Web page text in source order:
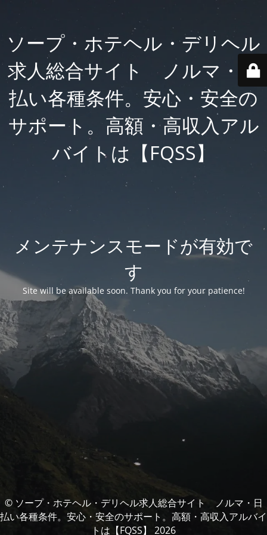
ソープ・ホテヘル・デリヘル
求人総合サイト ノルマ・日
払い各種条件。安心・安全の
サポート。高額・高収入アル
バイトは【FQSS】
メンテナンスモードが有効で
す
Site will be available soon. Thank you for your patience!
© ソープ・ホテヘル・デリヘル求人総合サイト ノルマ・日
払い各種条件。安心・安全のサポート。高額・高収入アルバイ
トは【FQSS】 2026